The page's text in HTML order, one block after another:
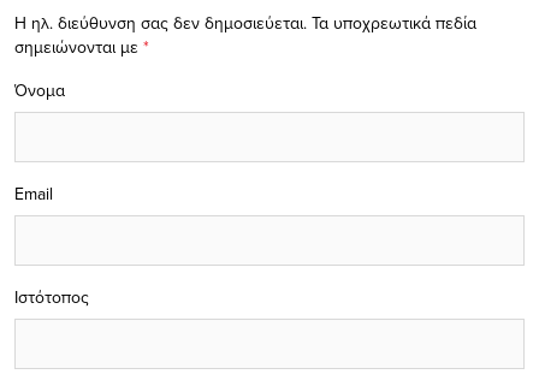
Η ηλ. διεύθυνση σας δεν δημοσιεύεται. Τα υποχρεωτικά πεδία
σημειώνονται με *
Όνομα
Email
Ιστότοπος